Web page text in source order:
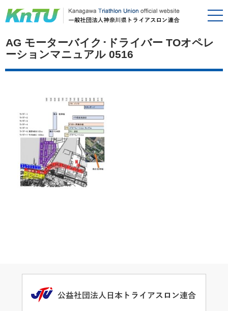
AG モーターバイク･ドライバー TOオペレ
ーションマニュアル 0516